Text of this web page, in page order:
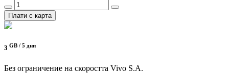
Плати с карта
3 GB / 5 дни
Без ограничение на скоростта Vivo S.A.